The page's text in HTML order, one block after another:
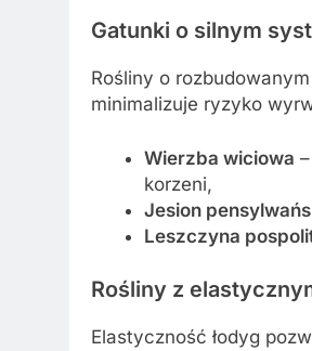
Gatunki o silnym
Rośliny o
minimalizuje ryzyko
Wierzba wiciowa
korzeni,
Jesion
Leszczyna
Rośliny z
Elastyczność łodyg